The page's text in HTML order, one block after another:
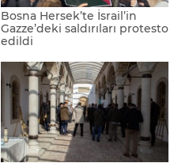
Bosna Hersek’te İsrail’in
Gazze’deki saldırıları protesto
edildi